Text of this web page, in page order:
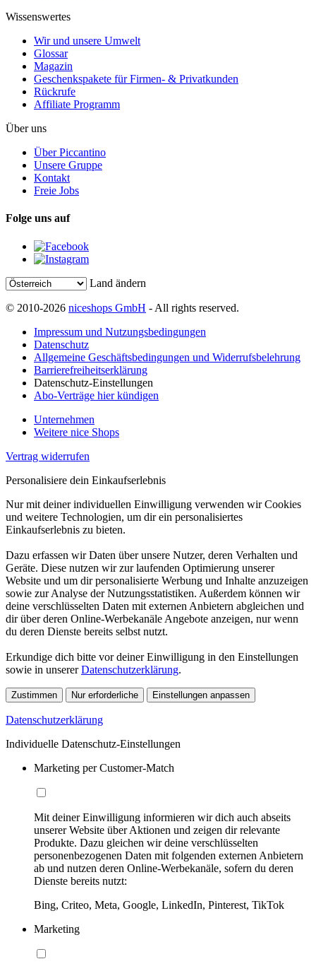
Wissenswertes
Wir und unsere Umwelt
Glossar
Magazin
Geschenkspakete für Firmen- & Privatkunden
Rückrufe
Affiliate Programm
Über uns
Über Piccantino
Unsere Gruppe
Kontakt
Freie Jobs
Folge uns auf
Land ändern
© 2010-2026 niceshops GmbH - All rights reserved.
Impressum und Nutzungsbedingungen
Datenschutz
Allgemeine Geschäftsbedingungen und Widerrufsbelehrung
Barrierefreiheitserklärung
Datenschutz-Einstellungen
Abo-Verträge hier kündigen
Unternehmen
Weitere nice Shops
Vertrag widerrufen
Personalisiere dein Einkaufserlebnis
Nur mit deiner individuellen Einwilligung verwenden wir Cookies
und weitere Technologien, um dir ein personalisiertes
Einkaufserlebnis zu bieten.
Dazu erfassen wir Daten über unsere Nutzer, deren Verhalten und
Geräte. Diese nutzen wir zur laufenden Optimierung unserer
Website und um dir personalisierte Werbung und Inhalte anzuzeigen
sowie zur Analyse der Nutzungsstatistiken. Außerdem können wir
deine verschlüsselten Daten mit externen Anbietern abgleichen und
dir über deren Online-Werbekanäle Angebote anzeigen, nur wenn
du deren Dienste bereits selbst nutzt.
Erkundige dich bitte vor deiner Einwilligung in den Einstellungen
sowie in unsererDatenschutzerklärung.
Zustimmen Nur erforderliche Einstellungen anpassen
Datenschutzerklärung
Individuelle Datenschutz-Einstellungen
Marketing per Customer-Match
Mit deiner Einwilligung informieren wir dich auch abseits
unserer Website über Aktionen und zeigen dir relevante
Produkte. Dazu gleichen wir deine verschlüsselten
personenbezogenen Daten mit folgenden externen Anbietern
ab und nutzen deren Online-Werbekanäle, sofern du deren
Dienste bereits nutzt:
Bing, Criteo, Meta, Google, LinkedIn, Pinterest, TikTok
Marketing